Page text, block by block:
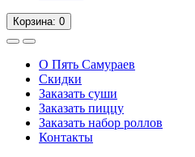
Корзина: 0
О Пять Самураев
Скидки
Заказать суши
Заказать пиццу
Заказать набор роллов
Контакты